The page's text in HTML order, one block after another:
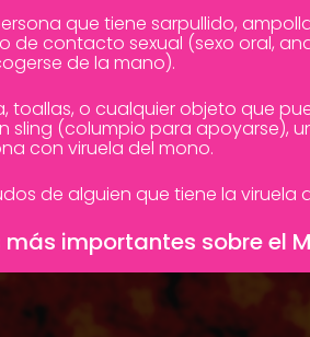
que tiene sarpullido,
de contacto sexual (sexo oral,
de la mano).
o cualquier objeto que
sling (columpio para apoyarse),
con viruela del mono.
de alguien que tiene la viruela
importantes sobre el